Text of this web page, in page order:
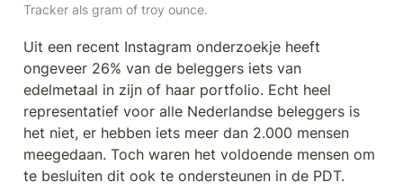
Tracker als gram of troy ounce.
Uit een recent Instagram onderzoekje heeft
ongeveer 26% van de beleggers iets van
edelmetaal in zijn of haar portfolio. Echt heel
representatief voor alle Nederlandse beleggers is
het niet, er hebben iets meer dan 2.000 mensen
meegedaan. Toch waren het voldoende mensen om
te besluiten dit ook te ondersteunen in de PDT.